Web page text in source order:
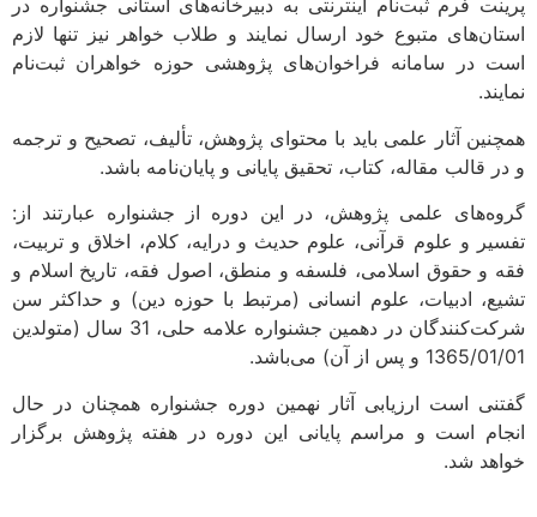
پرینت فرم ثبت‌‏نام اینترنتی به دبیرخانه‌های استانی جشنواره در
استان‌های متبوع خود ارسال نمایند و طلاب خواهر نیز تنها لازم
است در سامانه فراخوان‌های پژوهشی حوزه خواهران ثبت‌نام
نمایند.
همچنین آثار علمی باید با محتوای پژوهش، تألیف، تصحیح و ترجمه
و در قالب مقاله، کتاب، تحقیق پایانی و پایان‌نامه باشد.
گروه‌های علمی پژوهش، در این دوره از جشنواره عبارتند از:
تفسیر و علوم قرآنی، علوم حدیث و درایه، کلام، اخلاق و تربیت،
فقه و حقوق اسلامی، فلسفه و منطق، اصول فقه، تاریخ اسلام و
تشیع، ادبیات، علوم انسانی (مرتبط با حوزه دین) و حداکثر سن
شرکت‌کنندگان در دهمین جشنواره علامه حلی، 31 سال (متولدین
1365/01/01 و پس از آن) می‌باشد.
گفتنی است ارزیابی آثار نهمین دوره جشنواره همچنان در حال
انجام است و مراسم پایانی این دوره در هفته پژوهش برگزار
خواهد شد.